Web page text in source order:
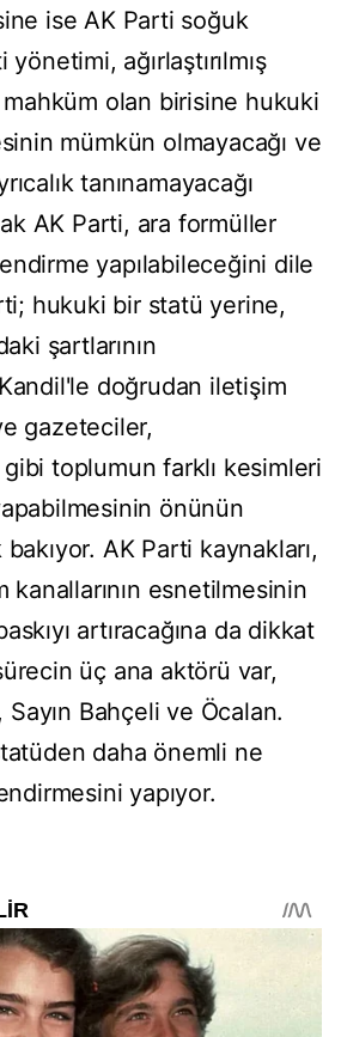
ise AK Parti soğuk
ağırlaştırılmış
olan birisine hukuki
mümkün olmayacağı ve
tanınamayacağı
AK Parti, ara formüller
yapılabileceğini dile
hukuki bir statü yerine,
şartlarının
doğrudan iletişim
gazeteciler,
toplumun farklı kesimleri
önünün
bakıyor. AK Parti kaynakları,
kanallarının esnetilmesinin
artıracağına da dikkat
üç ana aktörü var,
Sayın Bahçeli ve Öcalan.
daha önemli ne
yapıyor.